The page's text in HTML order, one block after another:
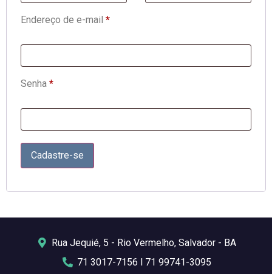
Endereço de e-mail *
Senha *
Cadastre-se
Rua Jequié, 5 - Rio Vermelho, Salvador - BA
71 3017-7156 l 71 99741-3095